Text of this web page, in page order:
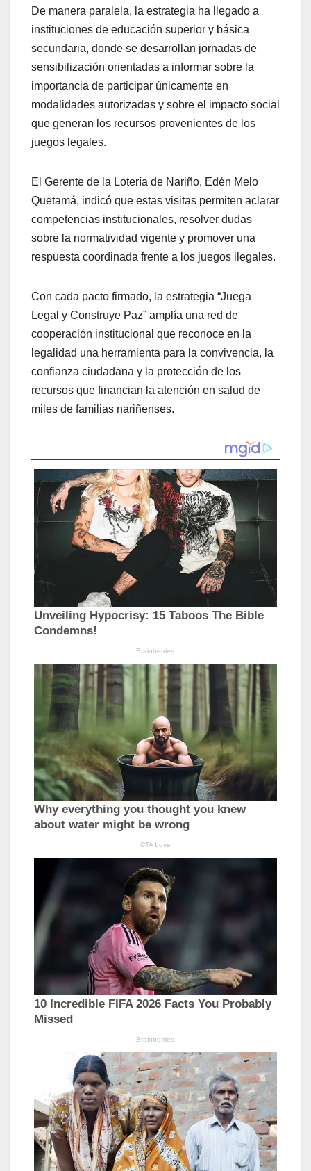
De manera paralela, la estrategia ha llegado a
instituciones de educación superior y básica
secundaria, donde se desarrollan jornadas de
sensibilización orientadas a informar sobre la
importancia de participar únicamente en
modalidades autorizadas y sobre el impacto social
que generan los recursos provenientes de los
juegos legales.
El Gerente de la Lotería de Nariño, Edén Melo
Quetamá, indicó que estas visitas permiten aclarar
competencias institucionales, resolver dudas
sobre la normatividad vigente y promover una
respuesta coordinada frente a los juegos ilegales.
Con cada pacto firmado, la estrategia “Juega
Legal y Construye Paz” amplía una red de
cooperación institucional que reconoce en la
legalidad una herramienta para la convivencia, la
confianza ciudadana y la protección de los
recursos que financian la atención en salud de
miles de familias nariñenses.